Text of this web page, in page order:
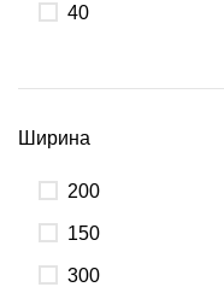
40
Ширина
200
150
300